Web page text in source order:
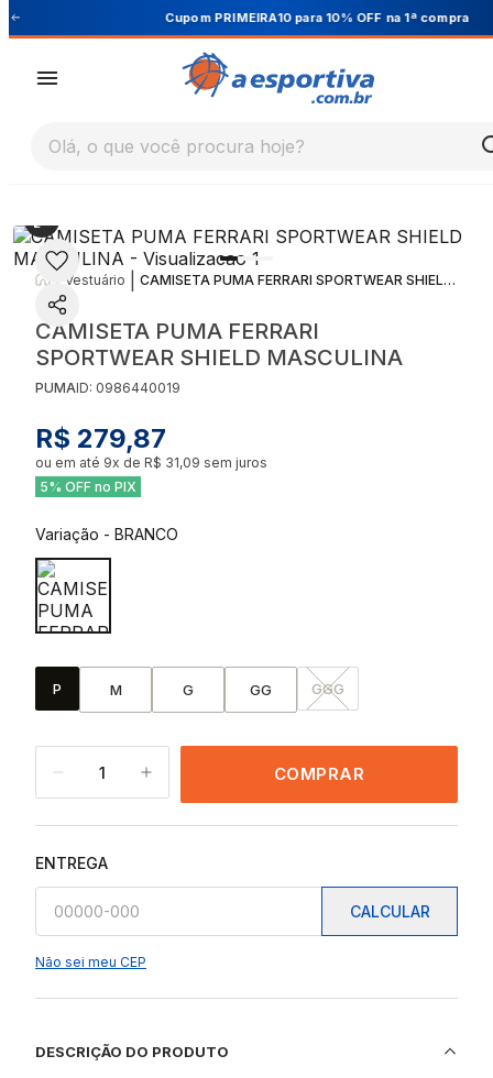
Cupom PRIMEIRA10 para 10% OFF na 1ª compra
Olá, o que você procura hoje?
Vestuário CAMISETA PUMA FERRARI SPORTWEAR SHIELD MASCULINA
CAMISETA PUMA FERRARI
SPORTWEAR SHIELD MASCULINA
PUMAID: 0986440019
R$ 279,87
ou em até 9x de R$ 31,09 sem juros
5% OFF no PIX
Variação - BRANCO
P M G GG GGG
1 COMPRAR
ENTREGA
CALCULAR
Não sei meu CEP
DESCRIÇÃO DO PRODUTO